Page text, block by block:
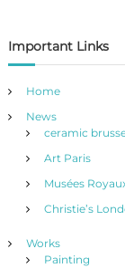
Important Links
Home
News
ceramic
Art Paris
Musées
Christie’s
Works
Painting